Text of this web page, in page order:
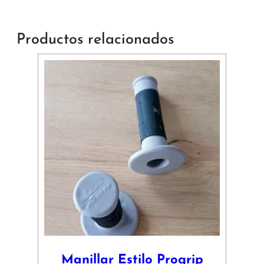
Productos relacionados
Manillar Estilo Progrip